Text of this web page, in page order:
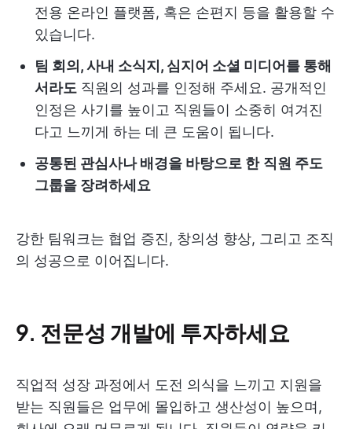
전용 온라인 플랫폼, 혹은 손편지 등을 활용할 수
있습니다.
팀 회의, 사내 소식지, 심지어 소셜 미디어를 통해
서라도 직원의 성과를 인정해 주세요. 공개적인
인정은 사기를 높이고 직원들이 소중히 여겨진
다고 느끼게 하는 데 큰 도움이 됩니다.
공통된 관심사나 배경을 바탕으로 한 직원 주도
그룹을 장려하세요
강한 팀워크는 협업 증진, 창의성 향상, 그리고 조직
의 성공으로 이어집니다.
9. 전문성 개발에 투자하세요
직업적 성장 과정에서 도전 의식을 느끼고 지원을
받는 직원들은 업무에 몰입하고 생산성이 높으며,